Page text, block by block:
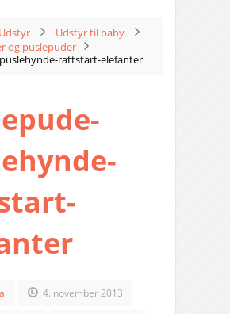
Udstyr
Udstyr til baby
og puslepuder
rattstart-elefanter
4. november 2013